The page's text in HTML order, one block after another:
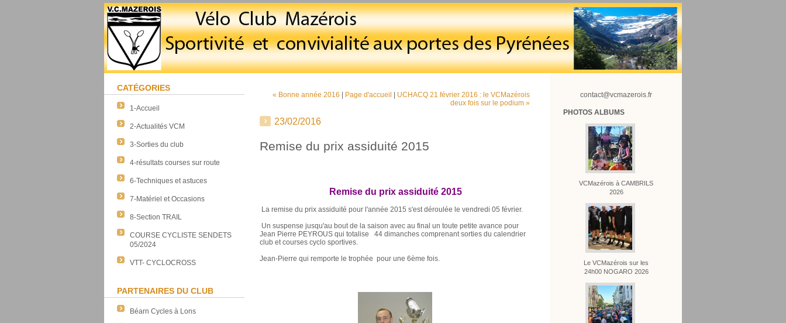
CATÉGORIES
1-Accueil
2-Actualités VCM
3-Sorties du club
4-résultats courses sur route
6-Techniques et astuces
7-Matériel et Occasions
8-Section TRAIL
COURSE CYCLISTE SENDETS
05/2024
VTT- CYCLOCROSS
PARTENAIRES DU CLUB
Béarn Cycles à Lons
contact@vcmazerois.fr
PHOTOS ALBUMS
VCMazérois à CAMBRILS
2026
Le VCMazérois sur les
24h00 NOGARO 2026
« Bonne année 2016 Page d'accueil
UCHACQ 21 février 2016 : le VCMazérois
deux fois sur le podium »
23/02/2016
Remise du prix assiduité 2015
Remise du prix assiduité 2015
La remise du prix assiduité pour l'année 2015 s'est déroulée le vendredi 05 février.
Un suspense jusqu'au bout de la saison avec au final un toute petite avance pour
Jean Pierre PEYROUS qui totalise 44 dimanches comprenant sorties du calendrier
club et courses cyclo sportives.
Jean-Pierre qui remporte le trophée pour une 6ème fois.